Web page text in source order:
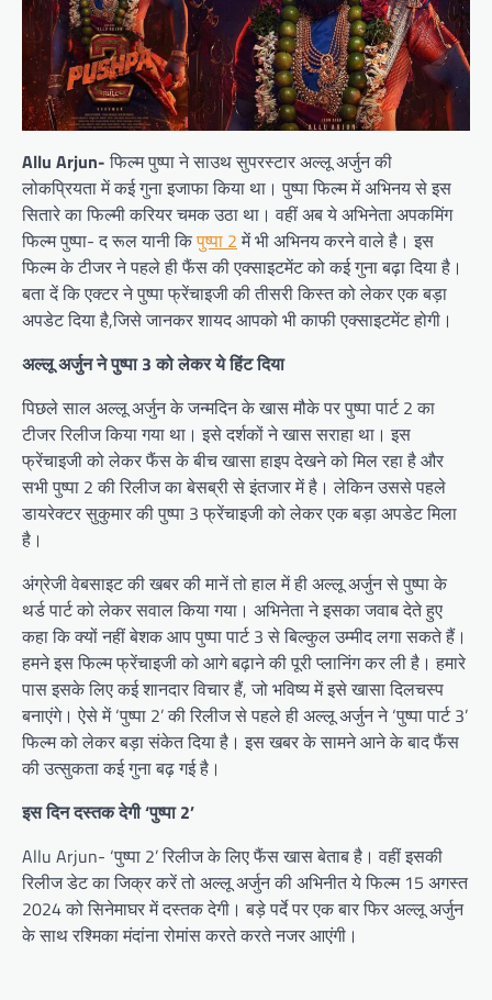
Allu Arjun-फिल्म पुष्पा ने साउथ सुपरस्टार अल्लू अर्जुन की
लोकप्रियता में कई गुना इजाफा किया था। पुष्पा फिल्म में अभिनय से इस
सितारे का फिल्मी करियर चमक उठा था। वहीं अब ये अभिनेता अपकमिंग
फिल्म पुष्पा- द रूल यानी किपुष्पा 2में भी अभिनय करने वाले है। इस
फिल्म के टीजर ने पहले ही फैंस की एक्साइटमेंट को कई गुना बढ़ा दिया है।
बता दें कि एक्टर ने पुष्पा फ्रेंचाइजी की तीसरी किस्त को लेकर एक बड़ा
अपडेट दिया है,जिसे जानकर शायद आपको भी काफी एक्साइटमेंट होगी।
अल्लू अर्जुन ने पुष्पा 3 को लेकर ये हिंट दिया
पिछले साल अल्लू अर्जुन के जन्मदिन के खास मौके पर पुष्पा पार्ट 2 का
टीजर रिलीज किया गया था। इसे दर्शकों ने खास सराहा था। इस
फ्रेंचाइजी को लेकर फैंस के बीच खासा हाइप देखने को मिल रहा है और
सभी पुष्पा 2 की रिलीज का बेसब्री से इंतजार में है। लेकिन उससे पहले
डायरेक्टर सुकुमार की पुष्पा 3 फ्रेंचाइजी को लेकर एक बड़ा अपडेट मिला
है।
अंग्रेजी वेबसाइट की खबर की मानें तो हाल में ही अल्लू अर्जुन से पुष्पा के
थर्ड पार्ट को लेकर सवाल किया गया। अभिनेता ने इसका जवाब देते हुए
कहा कि क्यों नहीं बेशक आप पुष्पा पार्ट 3 से बिल्कुल उम्मीद लगा सकते हैं।
हमने इस फिल्म फ्रेंचाइजी को आगे बढ़ाने की पूरी प्लानिंग कर ली है। हमारे
पास इसके लिए कई शानदार विचार हैं, जो भविष्य में इसे खासा दिलचस्प
बनाएंगे। ऐसे में ‘पुष्पा 2’ की रिलीज से पहले ही अल्लू अर्जुन ने ‘पुष्पा पार्ट 3’
फिल्म को लेकर बड़ा संकेत दिया है। इस खबर के सामने आने के बाद फैंस
की उत्सुकता कई गुना बढ़ गई है।
इस दिन दस्तक देगी ‘पुष्पा 2’
Allu Arjun- ‘पुष्पा 2’ रिलीज के लिए फैंस खास बेताब है। वहीं इसकी
रिलीज डेट का जिक्र करें तो अल्लू अर्जुन की अभिनीत ये फिल्म 15 अगस्त
2024 को सिनेमाघर में दस्तक देगी। बड़े पर्दे पर एक बार फिर अल्लू अर्जुन
के साथ रश्मिका मंदांना रोमांस करते करते नजर आएंगी।